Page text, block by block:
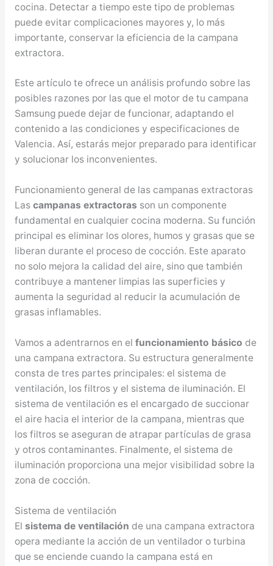
cocina. Detectar a tiempo este tipo de problemas
puede evitar complicaciones mayores y, lo más
importante, conservar la eficiencia de la campana
extractora.
Este artículo te ofrece un análisis profundo sobre las
posibles razones por las que el motor de tu campana
Samsung puede dejar de funcionar, adaptando el
contenido a las condiciones y especificaciones de
Valencia. Así, estarás mejor preparado para identificar
y solucionar los inconvenientes.
Funcionamiento general de las campanas extractoras
Las campanas extractoras son un componente
fundamental en cualquier cocina moderna. Su función
principal es eliminar los olores, humos y grasas que se
liberan durante el proceso de cocción. Este aparato
no solo mejora la calidad del aire, sino que también
contribuye a mantener limpias las superficies y
aumenta la seguridad al reducir la acumulación de
grasas inflamables.
Vamos a adentrarnos en el funcionamiento básico de
una campana extractora. Su estructura generalmente
consta de tres partes principales: el sistema de
ventilación, los filtros y el sistema de iluminación. El
sistema de ventilación es el encargado de succionar
el aire hacia el interior de la campana, mientras que
los filtros se aseguran de atrapar partículas de grasa
y otros contaminantes. Finalmente, el sistema de
iluminación proporciona una mejor visibilidad sobre la
zona de cocción.
Sistema de ventilación
El sistema de ventilación de una campana extractora
opera mediante la acción de un ventilador o turbina
que se enciende cuando la campana está en